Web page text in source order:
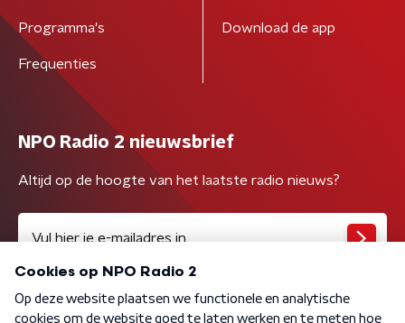
Programma's
Frequenties
Download de app
NPO Radio 2 nieuwsbrief
Altijd op de hoogte van het laatste radio nieuws?